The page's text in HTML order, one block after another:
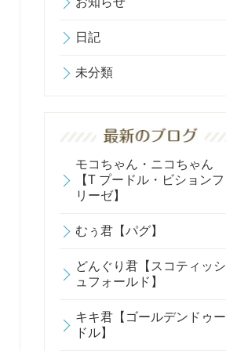
日記
未分類
モコちゃん・ニコちゃん
【T プードル・ビションフ
リーゼ】
むぅ君【パグ】
どんぐり君【スコティッシ
ュフォールド】
キキ君【ゴールデンドゥー
ドル】